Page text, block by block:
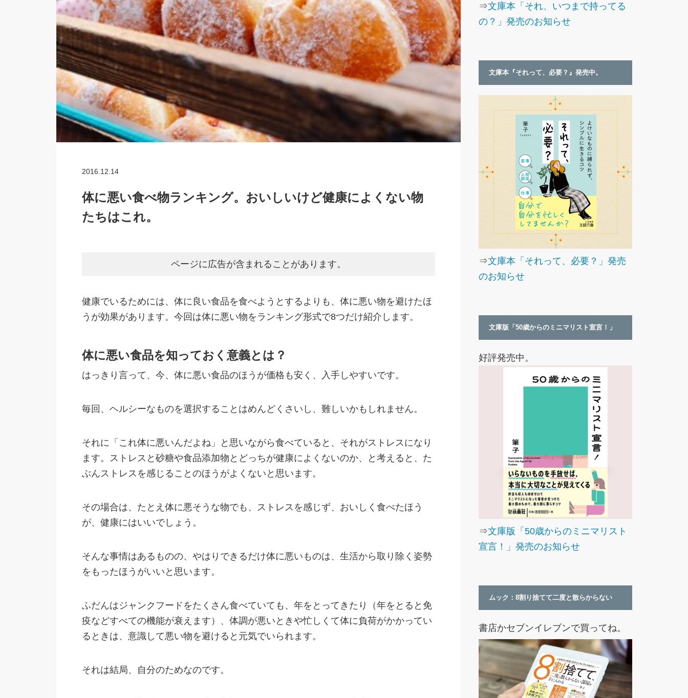
2016.12.14
体に悪い食べ物ランキング。おいしいけど健康によくない物
たちはこれ。
ページに広告が含まれることがあります。
健康でいるためには、体に良い食品を食べようとするよりも、体に悪い物を避けたほ
うが効果があります。今回は体に悪い物をランキング形式で8つだけ紹介します。
体に悪い食品を知っておく意義とは？
はっきり言って、今、体に悪い食品のほうが価格も安く、入手しやすいです。
毎回、ヘルシーなものを選択することはめんどくさいし、難しいかもしれません。
それに「これ体に悪いんだよね」と思いながら食べていると、それがストレスになり
ます。ストレスと砂糖や食品添加物とどっちが健康によくないのか、と考えると、た
ぶんストレスを感じることのほうがよくないと思います。
その場合は、たとえ体に悪そうな物でも、ストレスを感じず、おいしく食べたほう
が、健康にはいいでしょう。
そんな事情はあるものの、やはりできるだけ体に悪いものは、生活から取り除く姿勢
をもったほうがいいと思います。
ふだんはジャンクフードをたくさん食べていても、年をとってきたり（年をとると免
疫などすべての機能が衰えます）、体調が悪いときや忙しくて体に負荷がかかってい
るときは、意識して悪い物を避けると元気でいられます。
それは結局、自分のためなのです。
⇒文庫本「それ、いつまで持ってる
の？」発売のお知らせ
文庫本『それって、必要？』発売中。
⇒文庫本「それって、必要？」発売
のお知らせ
文庫版「50歳からのミニマリスト宣言！」
好評発売中。
⇒文庫版「50歳からのミニマリスト
宣言！」発売のお知らせ
ムック：8割り捨てて二度と散らからない
書店かセブンイレブンで買ってね。